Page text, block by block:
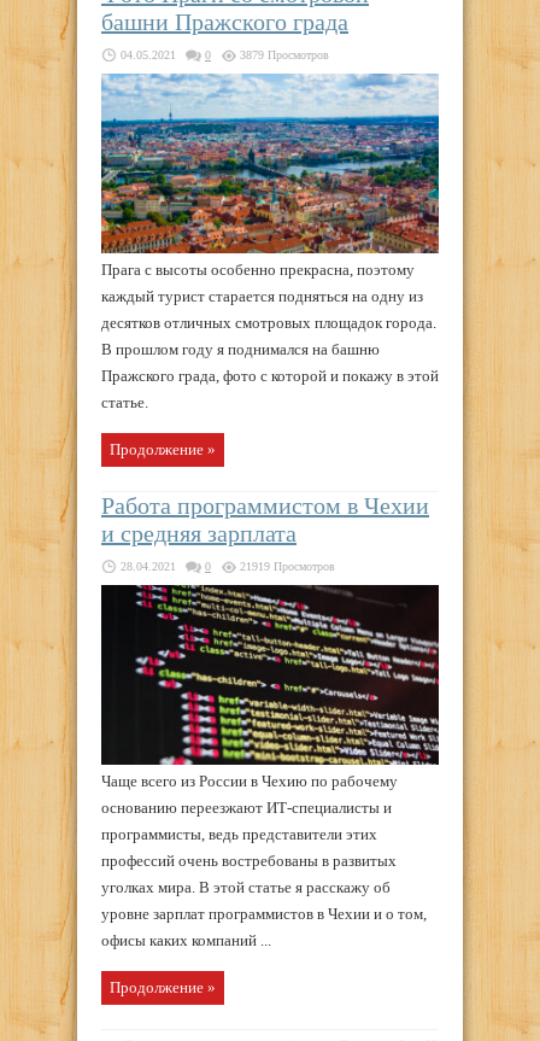
башни Пражского града
04.05.2021 0 3879 Просмотров
Прага с высоты особенно прекрасна, поэтому
каждый турист старается подняться на одну из
десятков отличных смотровых площадок города.
В прошлом году я поднимался на башню
Пражского града, фото с которой и покажу в этой
статье.
Продолжение »
Работа программистом в Чехии
и средняя зарплата
28.04.2021 0 21919 Просмотров
Чаще всего из России в Чехию по рабочему
основанию переезжают ИТ-специалисты и
программисты, ведь представители этих
профессий очень востребованы в развитых
уголках мира. В этой статье я расскажу об
уровне зарплат программистов в Чехии и о том,
офисы каких компаний ...
Продолжение »